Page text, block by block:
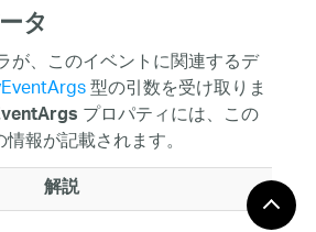
タ
が、このイベントに関連するデ
型の引数を受け取りま
プロパティには、この
報が記載されます。
解説